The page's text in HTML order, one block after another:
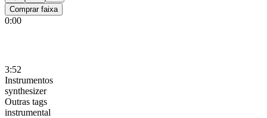
Comprar faixa
0:00
3:52
Instrumentos
synthesizer
Outras tags
instrumental